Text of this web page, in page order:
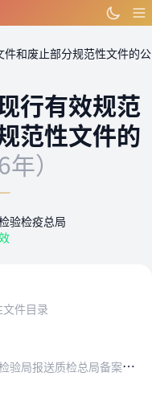
和废止部分规范性文件的公
行有效规范
范性文件的
）
验检疫总局
件目录
总局备案的有效规范性文件目录